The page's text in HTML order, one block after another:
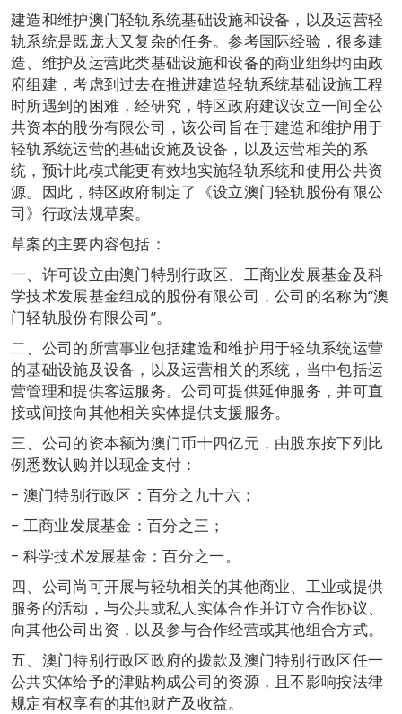
建造和维护澳门轻轨系统基础设施和设备，以及运营轻
轨系统是既庞大又复杂的任务。参考国际经验，很多建
造、维护及运营此类基础设施和设备的商业组织均由政
府组建，考虑到过去在推进建造轻轨系统基础设施工程
时所遇到的困难，经研究，特区政府建议设立一间全公
共资本的股份有限公司，该公司旨在于建造和维护用于
轻轨系统运营的基础设施及设备，以及运营相关的系
统，预计此模式能更有效地实施轻轨系统和使用公共资
源。因此，特区政府制定了《设立澳门轻轨股份有限公
司》行政法规草案。
草案的主要内容包括：
一、许可设立由澳门特别行政区、工商业发展基金及科
学技术发展基金组成的股份有限公司，公司的名称为“澳
门轻轨股份有限公司”。
二、公司的所营事业包括建造和维护用于轻轨系统运营
的基础设施及设备，以及运营相关的系统，当中包括运
营管理和提供客运服务。公司可提供延伸服务，并可直
接或间接向其他相关实体提供支援服务。
三、公司的资本额为澳门币十四亿元，由股东按下列比
例悉数认购并以现金支付：
‒ 澳门特别行政区：百分之九十六；
‒ 工商业发展基金：百分之三；
‒ 科学技术发展基金：百分之一。
四、公司尚可开展与轻轨相关的其他商业、工业或提供
服务的活动，与公共或私人实体合作并订立合作协议、
向其他公司出资，以及参与合作经营或其他组合方式。
五、澳门特别行政区政府的拨款及澳门特别行政区任一
公共实体给予的津贴构成公司的资源，且不影响按法律
规定有权享有的其他财产及收益。